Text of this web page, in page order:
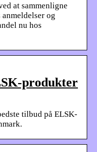
at sammenligne
og
nu hos
produkter
tilbud på ELSK-